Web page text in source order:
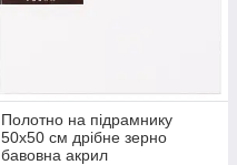
Полотно на підрамнику
50х50 см дрібне зерно
бавовна акрил